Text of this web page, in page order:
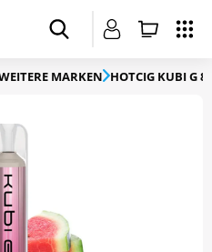
MARKEN HOTCIG KUBI G